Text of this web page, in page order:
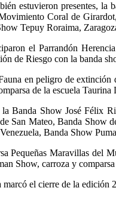
estuvieron presentes,
Coral de
Tepuy Roraima,
el Parrandón
de Riesgo con la banda
en peligro de
de la escuela Taurina
Banda Show José Félix
San Mateo, Banda
Banda Show
Pequeñas Maravillas del
Show, carroza y
el cierre de la edición